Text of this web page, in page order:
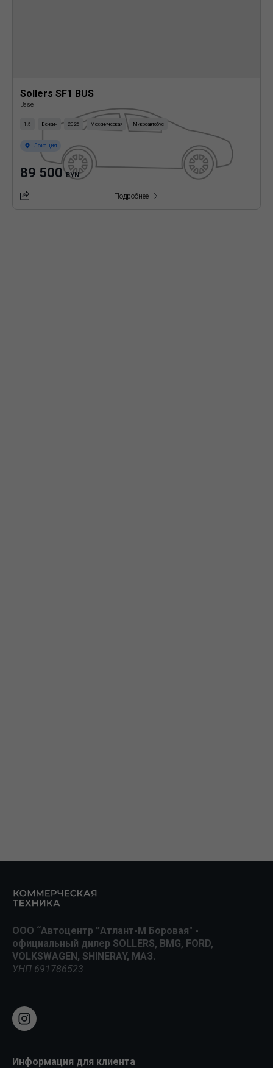
Sollers SF1 BUS
Base
1.5 Бензин 2026 Механическая Микроавтобус
Локация
89 500 BYN
Подробнее
ООО “Автоцентр ”Атлант-М Боровая" -
официальный дилер SOLLERS, BMG, FORD,
VOLKSWAGEN, SHINERAY, МАЗ.
УНП 691786523
Информация для клиента